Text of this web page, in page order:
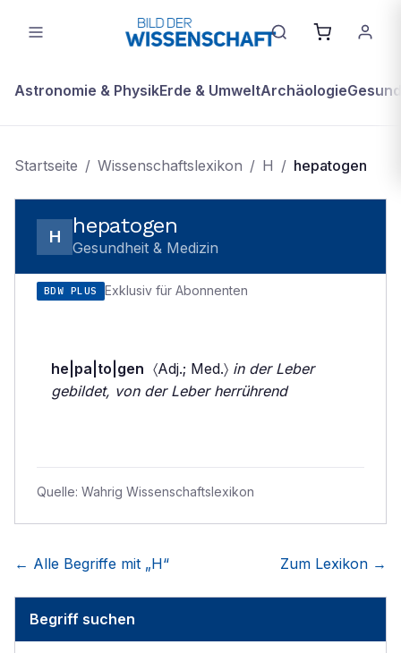
Astronomie & PhysikErde & UmweltArchäologie
Startseite / Wissenschaftslexikon / H / hepatogen
H hepatogen
Gesundheit & Medizin
BDW PLUS Exklusiv für Abonnenten
he|pa|to|gen 〈Adj.; Med.〉 in der Leber
gebildet, von der Leber herrührend
Quelle: Wahrig Wissenschaftslexikon
← Alle Begriffe mit „H“ Zum Lexikon →
Begriff suchen